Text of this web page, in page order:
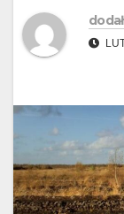
dodał